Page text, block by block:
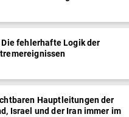
fehlerhafte Logik der
Hauptleitungen der
Israel und der Iran immer im